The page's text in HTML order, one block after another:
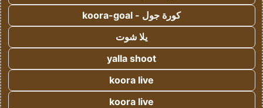
كورة جول - koora-goal
يلا شوت
yalla shoot
koora live
koora live